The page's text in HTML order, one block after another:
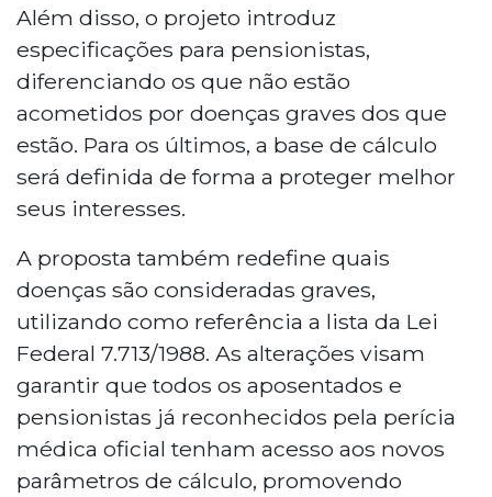
de setembro de 2024, caso aprovado
pelos deputados estaduais.
Além disso, o projeto introduz
especificações para pensionistas,
diferenciando os que não estão
acometidos por doenças graves dos que
estão. Para os últimos, a base de cálculo
será definida de forma a proteger melhor
seus interesses.
A proposta também redefine quais
doenças são consideradas graves,
utilizando como referência a lista da Lei
Federal 7.713/1988. As alterações visam
garantir que todos os aposentados e
pensionistas já reconhecidos pela perícia
médica oficial tenham acesso aos novos
parâmetros de cálculo, promovendo